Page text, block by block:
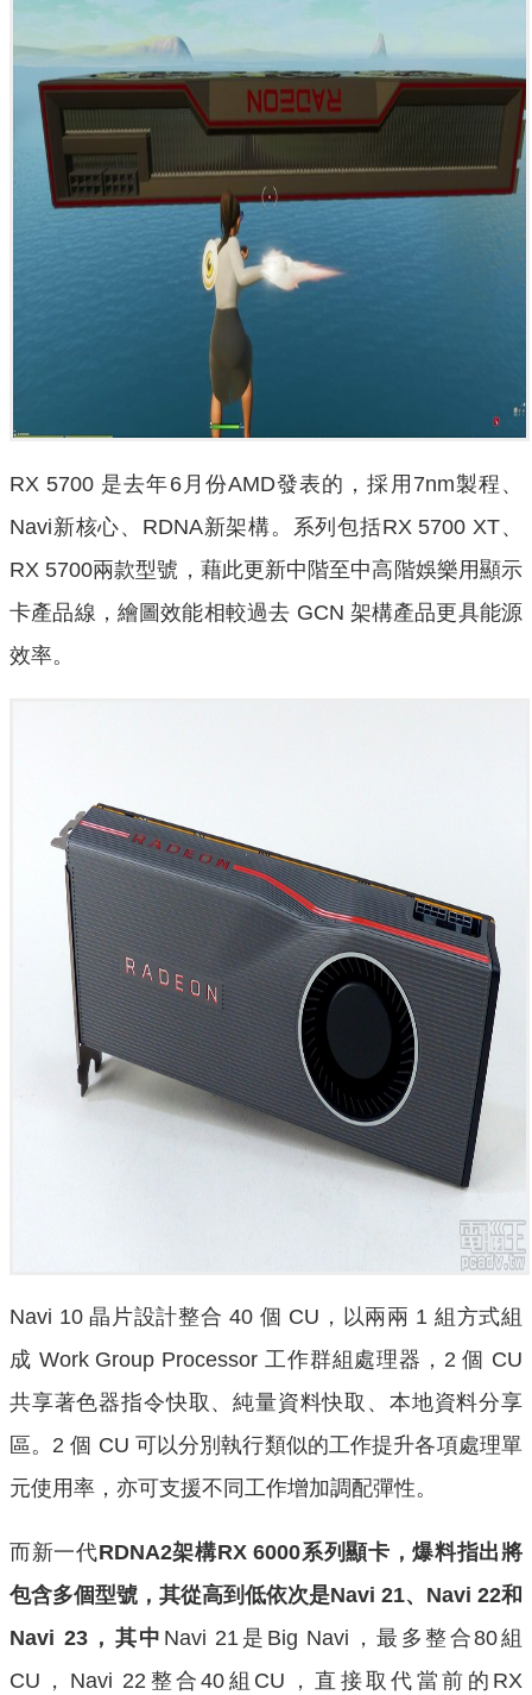
RX 5700 是去年6月份AMD發表的，採用7nm製程、
Navi新核心、RDNA新架構。系列包括RX 5700 XT、
RX 5700兩款型號，藉此更新中階至中高階娛樂用顯示
卡產品線，繪圖效能相較過去 GCN 架構產品更具能源
效率。
Navi 10 晶片設計整合 40 個 CU，以兩兩 1 組方式組
成 Work Group Processor 工作群組處理器，2 個 CU
共享著色器指令快取、純量資料快取、本地資料分享
區。2 個 CU 可以分別執行類似的工作提升各項處理單
元使用率，亦可支援不同工作增加調配彈性。
而新一代RDNA2架構RX 6000系列顯卡，爆料指出將
包含多個型號，其從高到低依次是Navi 21、Navi 22和
Navi 23，其中 Navi 21是Big Navi，最多整合80組
CU，Navi 22整合40組CU，直接取代當前的RX